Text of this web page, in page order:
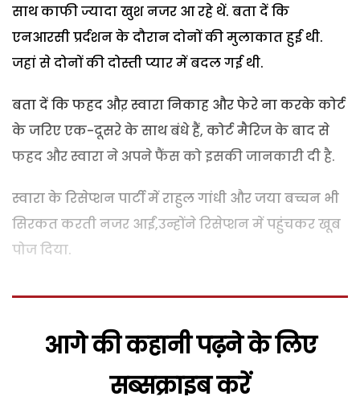
साथ काफी ज्यादा खुश नजर आ रहे थें. बता दें कि
एनआरसी प्रर्दशन के दौरान दोनों की मुलाकात हुई थी.
जहां से दोनों की दोस्ती प्यार में बदल गई थी.
बता दें कि फहद औऱ स्वारा निकाह और फेरे ना करके कोर्ट
के जरिए एक-दूसरे के साथ बंधे हैं, कोर्ट मैरिज के बाद से
फहद और स्वारा ने अपने फैंस को इसकी जानकारी दी है.
स्वारा के रिसेप्शन पार्टी में राहुल गांधी और जया बच्चन भी
सिरकत करती नजर आईं,उन्होंने रिसेप्शन में पहुंचकर खूब
पोज दिया.
आगे की कहानी पढ़ने के लिए
सब्सक्राइब करें